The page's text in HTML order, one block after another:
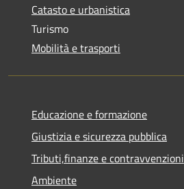
Catasto e urbanistica
Turismo
Mobilità e trasporti
Educazione e formazione
Giustizia e sicurezza pubblica
Tributi,finanze e contravvenzioni
Ambiente